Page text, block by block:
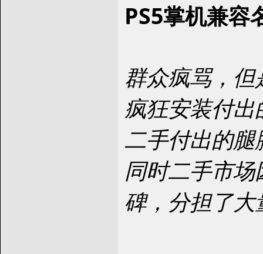
PS5掌机兼容
群众疯骂，
疯狂安装付
二手付出的腿
同时二手市
碑，分担了